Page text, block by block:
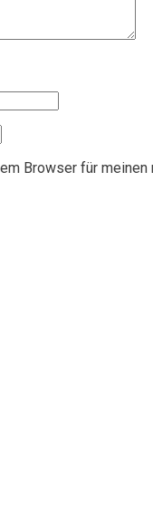
Browser für meinen